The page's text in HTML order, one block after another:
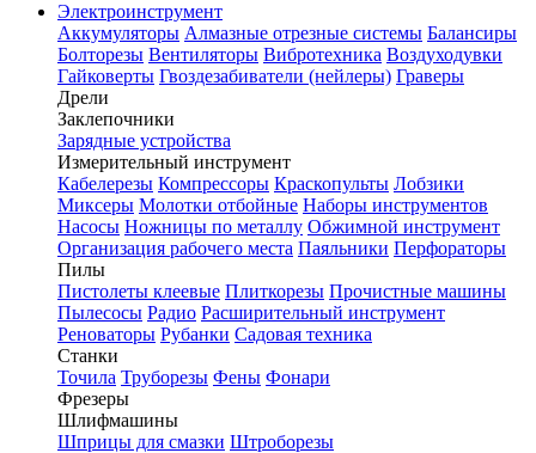
Электроинструмент
Аккумуляторы Алмазные отрезные системы Балансиры
Болторезы Вентиляторы Вибротехника Воздуходувки
Гайковерты Гвоздезабиватели (нейлеры) Граверы
Дрели
Заклепочники
Зарядные устройства
Измерительный инструмент
Кабелерезы Компрессоры Краскопульты Лобзики
Миксеры Молотки отбойные Наборы инструментов
Насосы Ножницы по металлу Обжимной инструмент
Организация рабочего места Паяльники Перфораторы
Пилы
Пистолеты клеевые Плиткорезы Прочистные машины
Пылесосы Радио Расширительный инструмент
Реноваторы Рубанки Садовая техника
Станки
Точила Труборезы Фены Фонари
Фрезеры
Шлифмашины
Шприцы для смазки Штроборезы